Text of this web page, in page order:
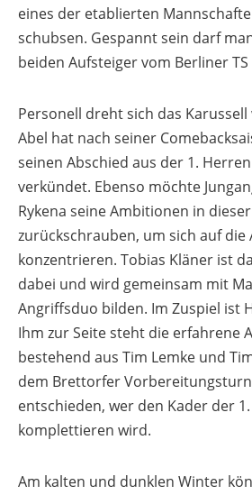
eines der etablierten
schubsen. Gespannt sein darf
beiden Aufsteiger vom Berliner
Personell dreht sich das
Abel hat nach seiner
seinen Abschied aus der 1.
verkündet. Ebenso möchte
Rykena seine Ambitionen in
zurückschrauben, um sich auf
konzentrieren. Tobias Kläner ist
dabei und wird gemeinsam mit
Angriffsduo bilden. Im Zuspiel ist
Ihm zur Seite steht die erfahrene
bestehend aus Tim Lemke und
dem Brettorfer
entschieden, wer den Kader der
komplettieren wird.
Am kalten und dunklen Winter